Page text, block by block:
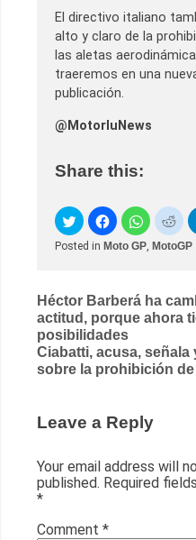
El directivo italiano
alto y claro de la
las aletas
traeremos en una
publicación.
@MotorluNews
Share this:
Posted in Moto GP, MotoGP
Post
navigation
Héctor Barberá ha
actitud, porque ahora
posibilidades
Ciabatti, acusa, señala
sobre la prohibición
Leave a Reply
Your email address will
published. Required
*
Comment *